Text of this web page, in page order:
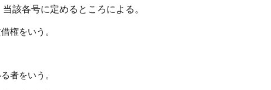
該各号に定めるところによる。
権をいう。
者をいう。